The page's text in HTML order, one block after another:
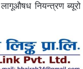
नियन्त्रण